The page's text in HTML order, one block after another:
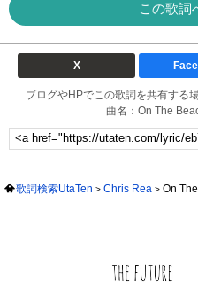
この歌詞
X
ブログやHPでこの歌詞を共有する
曲名：On The
歌詞検索UtaTen Chris Rea On